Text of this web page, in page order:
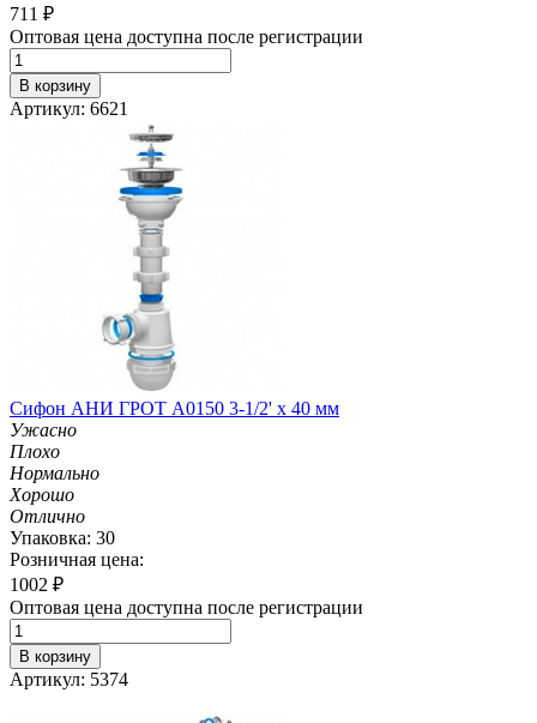
711 ₽
Оптовая цена доступна после регистрации
В корзину
Артикул: 6621
Сифон АНИ ГРОТ A0150 3-1/2' х 40 мм
Ужасно
Плохо
Нормально
Хорошо
Отлично
Упаковка: 30
Розничная цена:
1002 ₽
Оптовая цена доступна после регистрации
В корзину
Артикул: 5374